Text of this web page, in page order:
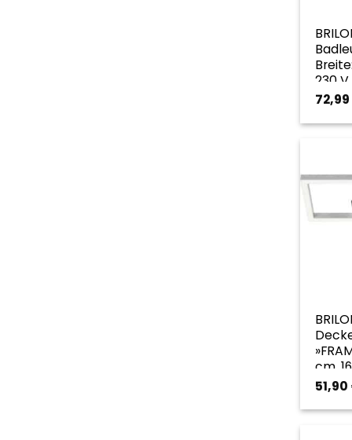
230
72,99
cm,
51,90